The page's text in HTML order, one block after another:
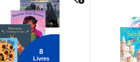
8
Livres